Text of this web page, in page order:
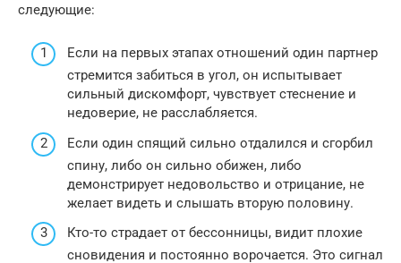
следующие:
Если на первых этапах отношений один партнер
стремится забиться в угол, он испытывает
сильный дискомфорт, чувствует стеснение и
недоверие, не расслабляется.
Если один спящий сильно отдалился и сгорбил
спину, либо он сильно обижен, либо
демонстрирует недовольство и отрицание, не
желает видеть и слышать вторую половину.
Кто-то страдает от бессонницы, видит плохие
сновидения и постоянно ворочается. Это сигнал